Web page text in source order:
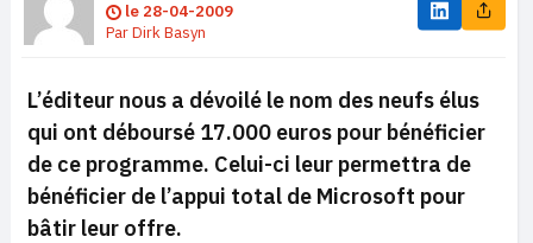
le 28-04-2009
ParDirk Basyn
L’éditeur nous a dévoilé le nom des neufs élus
qui ont déboursé 17.000 euros pour bénéficier
de ce programme. Celui-ci leur permettra de
bénéficier de l’appui total de Microsoft pour
bâtir leur offre.